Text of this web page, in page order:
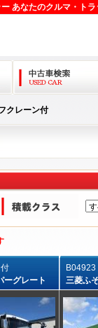
あなたのクルマ・ト
クレーン付
グレート
三菱ふ